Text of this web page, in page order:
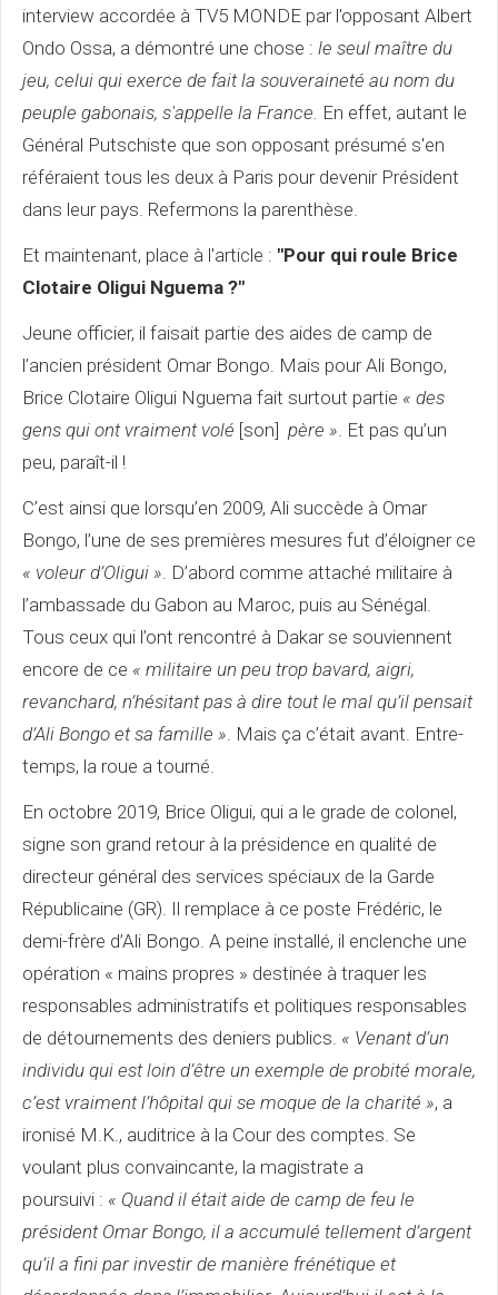
interview accordée à TV5 MONDE par l'opposant Albert
Ondo Ossa, a démontré une chose : le seul maître du
jeu, celui qui exerce de fait la souveraineté au nom du
peuple gabonais, s'appelle la France. En effet, autant le
Général Putschiste que son opposant présumé s'en
référaient tous les deux à Paris pour devenir Président
dans leur pays. Refermons la parenthèse.
Et maintenant, place à l'article : "Pour qui roule Brice
Clotaire Oligui Nguema ?"
Jeune officier, il faisait partie des aides de camp de
l’ancien président Omar Bongo. Mais pour Ali Bongo,
Brice Clotaire Oligui Nguema fait surtout partie « des
gens qui ont vraiment volé [son] père ». Et pas qu’un
peu, paraît-il !
C’est ainsi que lorsqu’en 2009, Ali succède à Omar
Bongo, l’une de ses premières mesures fut d’éloigner ce
« voleur d’Oligui ». D’abord comme attaché militaire à
l’ambassade du Gabon au Maroc, puis au Sénégal.
Tous ceux qui l’ont rencontré à Dakar se souviennent
encore de ce « militaire un peu trop bavard, aigri,
revanchard, n’hésitant pas à dire tout le mal qu’il pensait
d’Ali Bongo et sa famille ». Mais ça c’était avant. Entre-
temps, la roue a tourné.
En octobre 2019, Brice Oligui, qui a le grade de colonel,
signe son grand retour à la présidence en qualité de
directeur général des services spéciaux de la Garde
Républicaine (GR). Il remplace à ce poste Frédéric, le
demi-frère d’Ali Bongo. A peine installé, il enclenche une
opération « mains propres » destinée à traquer les
responsables administratifs et politiques responsables
de détournements des deniers publics. « Venant d’un
individu qui est loin d’être un exemple de probité morale,
c’est vraiment l’hôpital qui se moque de la charité », a
ironisé M.K., auditrice à la Cour des comptes. Se
voulant plus convaincante, la magistrate a
poursuivi : « Quand il était aide de camp de feu le
président Omar Bongo, il a accumulé tellement d’argent
qu’il a fini par investir de manière frénétique et